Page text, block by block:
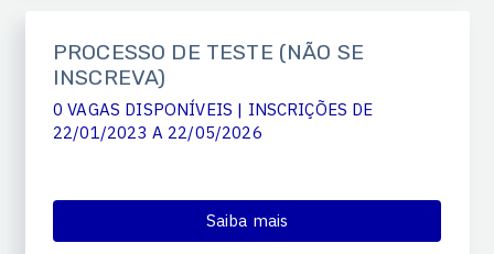
PROCESSO DE TESTE (NÃO SE
INSCREVA)
0 VAGAS DISPONÍVEIS | INSCRIÇÕES DE
22/01/2023 A 22/05/2026
Saiba mais